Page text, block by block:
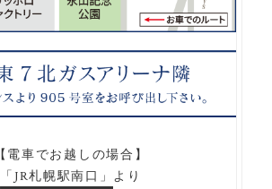
【電車でお越しの場合】
「JR札幌駅南口」 より